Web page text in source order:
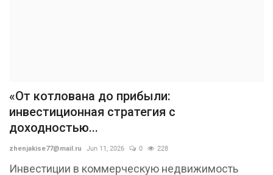
«От котлована до прибыли:
инвестиционная стратегия с
доходностью...
zhenjakise77@mail.ru Jun 11, 2026 0 228
Инвестиции в коммерческую недвижимость